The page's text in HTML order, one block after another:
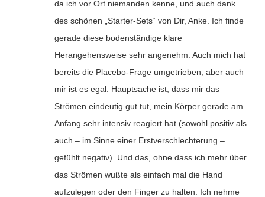
da ich vor Ort niemanden kenne, und auch dank
des schönen „Starter-Sets“ von Dir, Anke. Ich finde
gerade diese bodenständige klare
Herangehensweise sehr angenehm. Auch mich hat
bereits die Placebo-Frage umgetrieben, aber auch
mir ist es egal: Hauptsache ist, dass mir das
Strömen eindeutig gut tut, mein Körper gerade am
Anfang sehr intensiv reagiert hat (sowohl positiv als
auch – im Sinne einer Erstverschlechterung –
gefühlt negativ). Und das, ohne dass ich mehr über
das Strömen wußte als einfach mal die Hand
aufzulegen oder den Finger zu halten. Ich nehme